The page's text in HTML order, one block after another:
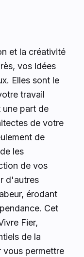
et la créativité
vos idées
Elles sont le
travail
une part de
de votre
de
les
de vos
d'autres
érodant
Cet
Fier,
de la
vous permettre